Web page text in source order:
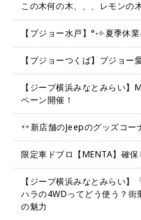
この木何の木、、、レモンの
【プジョー水戸】°˖✧夏季休
【プジョーつくば】プジョー
【ジープ横浜みなとみらい
ペーン開催！
新店舗のJeepのグッズコ
限定車ドブロ【MENTA】確
【ジープ横浜みなとみらい
ハラの4WDってどう使う？街
の魅力